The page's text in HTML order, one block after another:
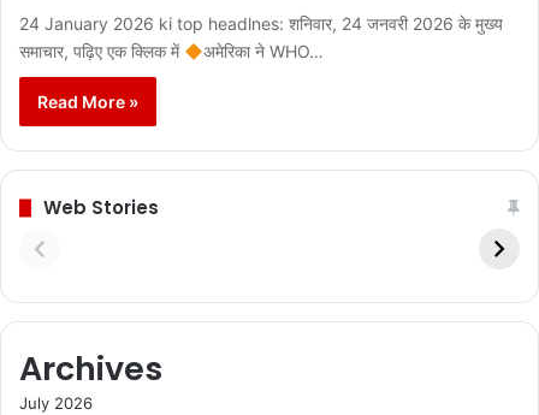
24 January 2026 ki top headlnes: शनिवार, 24 जनवरी 2026 के मुख्य
समाचार, पढ़िए एक क्लिक में
अमेरिका ने WHO…
Read More »
Web Stories
Archives
July 2026